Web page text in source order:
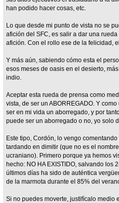
han podido hacer cosas, etc.
Lo que desde mi punto de vista no se
afición del SFC, es salir a dar una
afición. Con el rollo ese de la felicidad,
Y más aún, sabiendo cómo esta el
esos meses de oasis en el desierto,
indio.
Aceptar esta rueda de prensa como
vista, de ser un ABORREGADO. Y
ser en mi vida un aborregado, y por
puede ser un aborregado o no, yo solo
Este tipo, Cordón, lo vengo
tardando en dimitir (que no es el
ucraniano). Primero porque ya hemos
hecho: NO HA EXISTIDO, salvando los
últimos días ha sido de auténtica
de la marmota durante el 85% del
Si no puedes moverte, justifícalo medio